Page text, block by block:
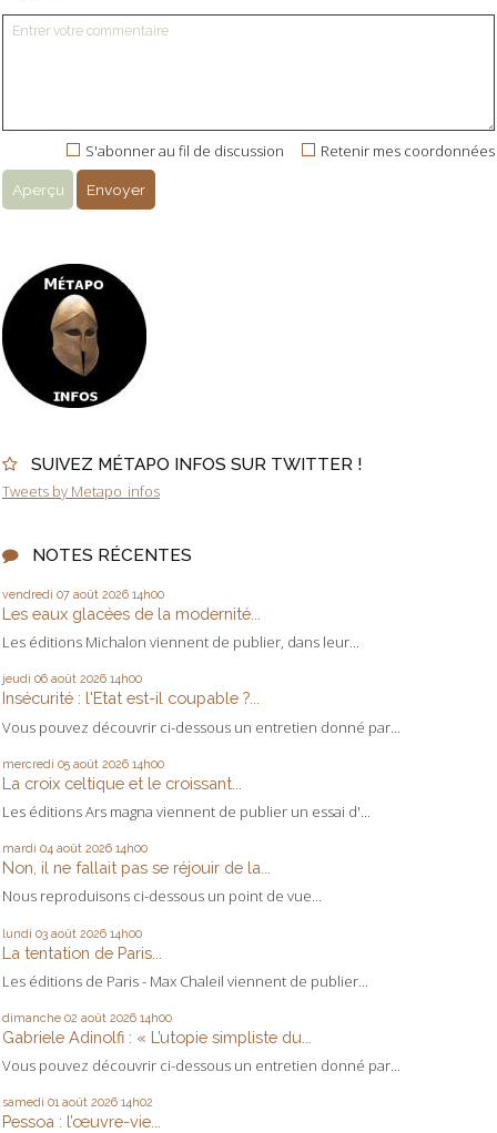
SUIVEZ MÉTAPO INFOS SUR TWITTER !
Tweets by Metapo_infos
NOTES RÉCENTES
vendredi 07 août 2026 14h00
Les eaux glacées de la modernité...
Les éditions Michalon viennent de publier, dans leur...
jeudi 06 août 2026 14h00
Insécurité : l'Etat est-il coupable ?...
Vous pouvez découvrir ci-dessous un entretien donné par...
mercredi 05 août 2026 14h00
La croix celtique et le croissant...
Les éditions Ars magna viennent de publier un essai d'...
mardi 04 août 2026 14h00
Non, il ne fallait pas se réjouir de la...
Nous reproduisons ci-dessous un point de vue...
lundi 03 août 2026 14h00
La tentation de Paris...
Les éditions de Paris - Max Chaleil viennent de publier...
dimanche 02 août 2026 14h00
Gabriele Adinolfi : « L’utopie simpliste du...
Vous pouvez découvrir ci-dessous un entretien donné par...
samedi 01 août 2026 14h02
Pessoa : l’œuvre-vie...
Retenir mes coordonnées
S'abonner au fil de discussion